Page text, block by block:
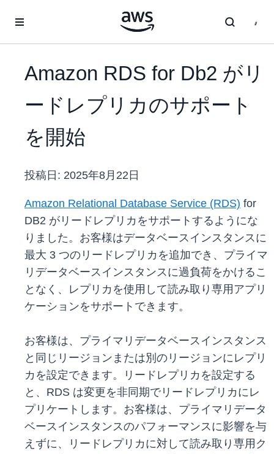
Amazon RDS for Db2 がリ
ードレプリカのサポート
を開始
投稿日: 2025年8月22日
Amazon Relational Database Service (RDS) for
DB2 がリードレプリカをサポートするようにな
りました。お客様はデータベースインスタンスに
最大 3 つのリードレプリカを追加でき、プライマ
リデータベースインスタンスに過負荷をかけるこ
となく、レプリカを使用して読み取り専用アプリ
ケーションをサポートできます。
お客様は、プライマリデータベースインスタンス
と同じリージョンまたは別のリージョンにレプリ
カを設定できます。リードレプリカを設定する
と、RDS は変更を非同期でリードレプリカにレ
プリケートします。お客様は、プライマリデータ
ベースインスタンスのパフォーマンスに影響を与
えずに、リードレプリカに対して読み取り専用ク